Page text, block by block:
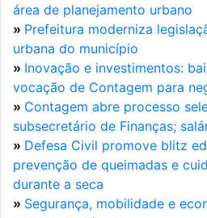
área de planejamento urbano
» Prefeitura moderniza
urbana do município
» Inovação e investimentos:
vocação de Contagem para
» Contagem abre processo
subsecretário de Finanças;
» Defesa Civil promove blitz
prevenção de queimadas e
durante a seca
» Segurança, mobilidade e